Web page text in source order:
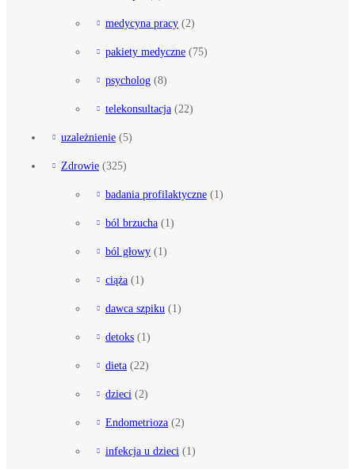
medycyna pracy (2)
pakiety medyczne (75)
psycholog (8)
telekonsultacja (22)
uzależnienie (5)
Zdrowie (325)
badania profilaktyczne (1)
ból brzucha (1)
ból głowy (1)
ciąża (1)
dawca szpiku (1)
detoks (1)
dieta (22)
dzieci (2)
Endometrioza (2)
infekcja u dzieci (1)